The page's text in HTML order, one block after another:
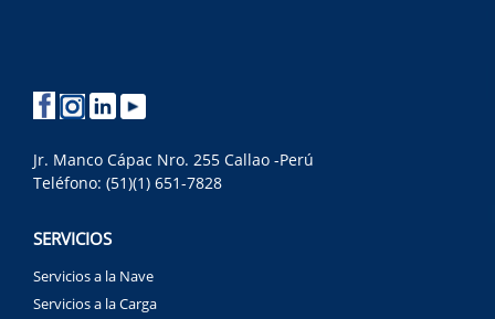
Jr. Manco Cápac Nro. 255 Callao -Perú
Teléfono: (51)(1) 651-7828
SERVICIOS
Servicios a la Nave
Servicios a la Carga